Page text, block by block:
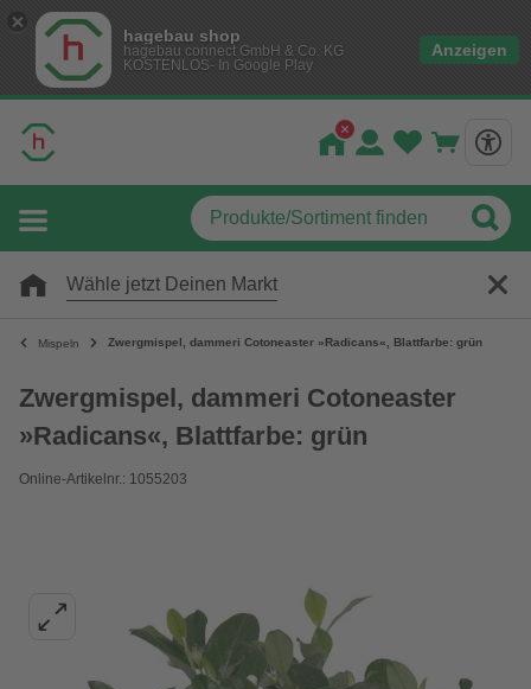
hagebau shop
hagebau connect GmbH & Co. KG
KOSTENLOS- In Google Play
Anzeigen
Wähle jetzt Deinen Markt
Mispeln Zwergmispel, dammeri Cotoneaster »Radicans«, Blattfarbe: grün
Zwergmispel, dammeri Cotoneaster
»Radicans«, Blattfarbe: grün
Online-Artikelnr.: 1055203